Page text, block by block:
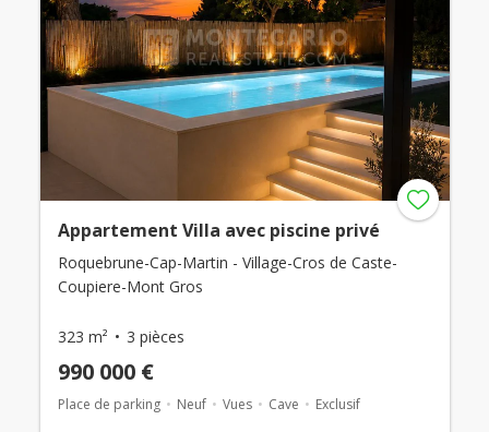
Appartement Villa avec piscine privé
Roquebrune-Cap-Martin - Village-Cros de Caste-
Coupiere-Mont Gros
323 m² 3 pièces
990 000 €
Place de parking Neuf Vues Cave Exclusif